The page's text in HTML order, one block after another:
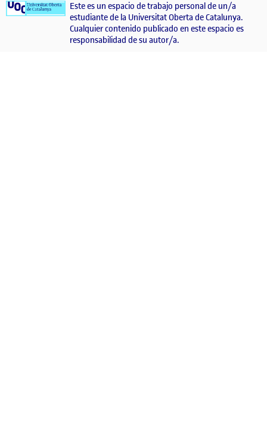
Este es un espacio de trabajo personal de un/a
estudiante de la Universitat Oberta de Catalunya.
Cualquier contenido publicado en este espacio es
responsabilidad de su autor/a.